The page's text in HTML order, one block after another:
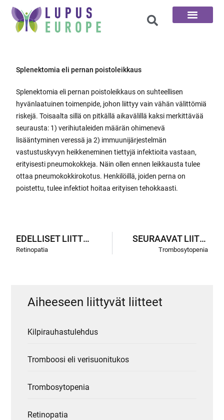
Splenektomia eli pernan poistoleikkaus
Splenektomia eli pernan poistoleikkaus on suhteellisen
hyvänlaatuinen toimenpide, johon liittyy vain vähän välittömiä
riskejä. Toisaalta sillä on pitkällä aikavälillä kaksi merkittävää
seurausta: 1) verihiutaleiden määrän ohimenevä
lisääntyminen veressä ja 2) immuunijärjestelmän
vastustuskyvyn heikkeneminen tiettyjä infektioita vastaan,
erityisesti pneumokokkeja. Näin ollen ennen leikkausta tulee
ottaa pneumokokkirokotus. Henkilöillä, joiden perna on
poistettu, tulee infektiot hoitaa erityisen tehokkaasti.
EDELLISET LIITTEET
Retinopatia
SEURAAVAT LIITTEET
Trombosytopenia
Aiheeseen liittyvät liitteet
Kilpirauhastulehdus
Tromboosi eli verisuonitukos
Trombosytopenia
Retinopatia